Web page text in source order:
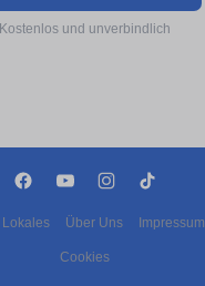
Kostenlos und unverbindlich
Lokales Über Uns Impressum
Cookies